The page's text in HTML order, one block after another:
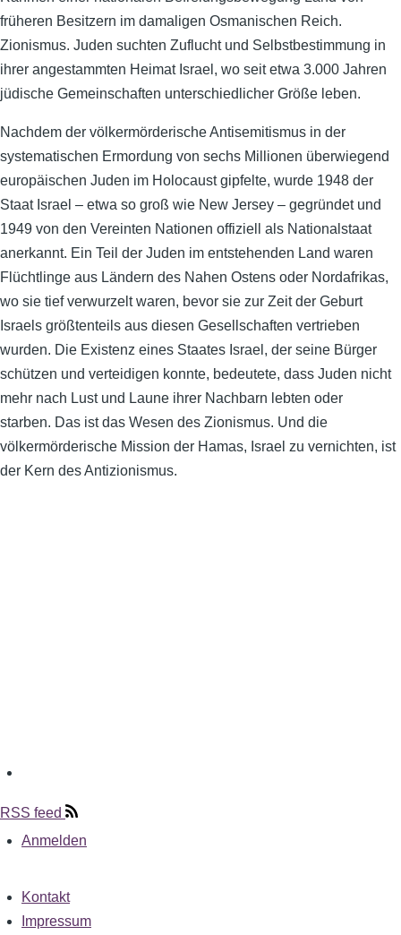
früheren Besitzern im damaligen Osmanischen Reich.
Zionismus. Juden suchten Zuflucht und Selbstbestimmung in
ihrer angestammten Heimat Israel, wo seit etwa 3.000 Jahren
jüdische Gemeinschaften unterschiedlicher Größe leben.
Nachdem der völkermörderische Antisemitismus in der
systematischen Ermordung von sechs Millionen überwiegend
europäischen Juden im Holocaust gipfelte, wurde 1948 der
Staat Israel – etwa so groß wie New Jersey – gegründet und
1949 von den Vereinten Nationen offiziell als Nationalstaat
anerkannt. Ein Teil der Juden im entstehenden Land waren
Flüchtlinge aus Ländern des Nahen Ostens oder Nordafrikas,
wo sie tief verwurzelt waren, bevor sie zur Zeit der Geburt
Israels größtenteils aus diesen Gesellschaften vertrieben
wurden. Die Existenz eines Staates Israel, der seine Bürger
schützen und verteidigen konnte, bedeutete, dass Juden nicht
mehr nach Lust und Laune ihrer Nachbarn lebten oder
starben. Das ist das Wesen des Zionismus. Und die
völkermörderische Mission der Hamas, Israel zu vernichten, ist
der Kern des Antizionismus.
RSS feed
UserAnmelden
Fußzeile
Kontakt
Impressum